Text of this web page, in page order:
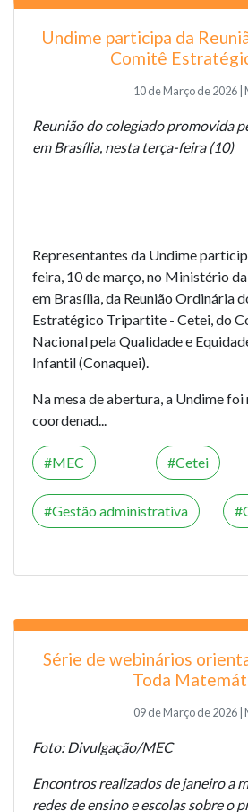
Undime participa da
Comitê
10 de Março de 2026 |
Reunião do colegiado promovida
em Brasília, nesta terça-feira (10)
Representantes da Undime
feira, 10 de março, no Ministério
em Brasília, da Reunião Ordinária
Estratégico Tripartite - Cetei, do
Nacional pela Qualidade e
Infantil (Conaquei).
Na mesa de abertura, a Undime
coordenad...
MEC Cetei
Gestão administrativa
Série de webinários
Toda
09 de Março de 2026 |
Foto: Divulgação/MEC
Encontros realizados de janeiro a
redes de ensino e escolas sobre o